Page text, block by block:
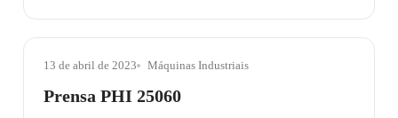
13 de abril de 2023 Máquinas Industriais
Prensa PHI 25060